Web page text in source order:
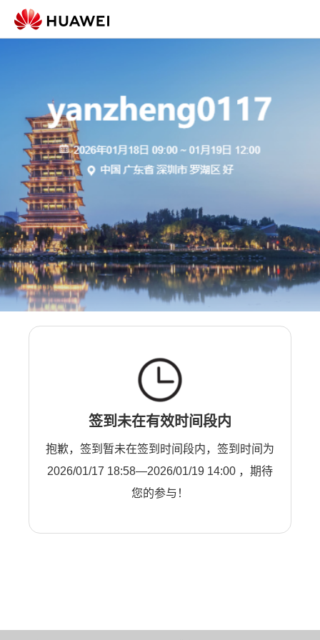
签到未在有效时间段内
抱歉，签到暂未在签到时间段内，签到时间为
2026/01/17 18:58—2026/01/19 14:00 ，期待
您的参与！